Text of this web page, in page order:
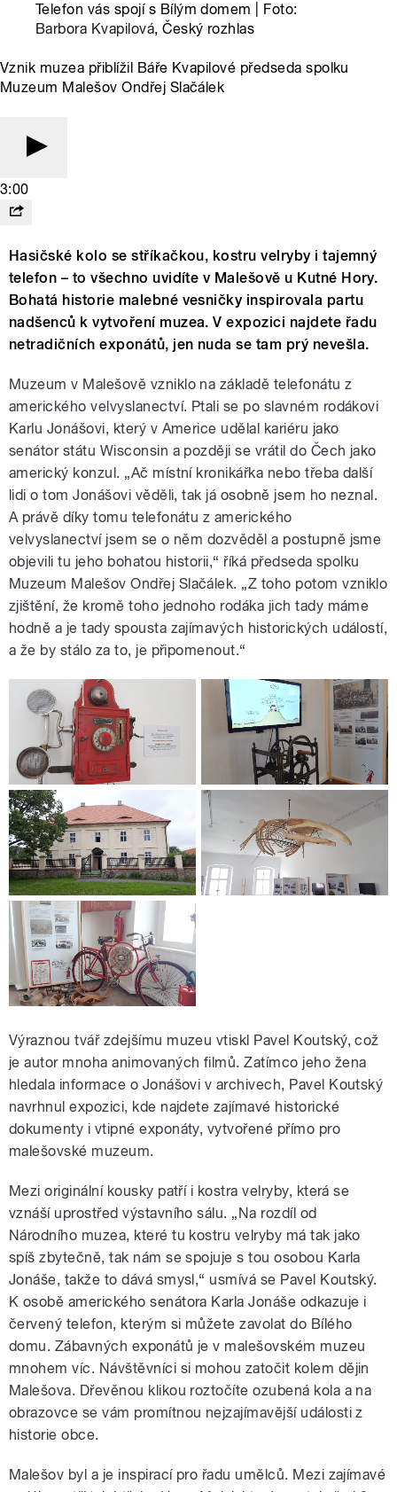
Telefon vás spojí s Bílým domem | Foto:
Barbora Kvapilová, Český rozhlas
Vznik muzea přiblížil Báře Kvapilové předseda spolku
Muzeum Malešov Ondřej Slačálek
3:00
Hasičské kolo se stříkačkou, kostru velryby i tajemný
telefon – to všechno uvidíte v Malešově u Kutné Hory.
Bohatá historie malebné vesničky inspirovala partu
nadšenců k vytvoření muzea. V expozici najdete řadu
netradičních exponátů, jen nuda se tam prý nevešla.
Muzeum v Malešově vzniklo na základě telefonátu z
amerického velvyslanectví. Ptali se po slavném rodákovi
Karlu Jonášovi, který v Americe udělal kariéru jako
senátor státu Wisconsin a později se vrátil do Čech jako
americký konzul. „Ač místní kronikářka nebo třeba další
lidi o tom Jonášovi věděli, tak já osobně jsem ho neznal.
A právě díky tomu telefonátu z amerického
velvyslanectví jsem se o něm dozvěděl a postupně jsme
objevili tu jeho bohatou historii,“ říká předseda spolku
Muzeum Malešov Ondřej Slačálek. „Z toho potom vzniklo
zjištění, že kromě toho jednoho rodáka jich tady máme
hodně a je tady spousta zajímavých historických událostí,
a že by stálo za to, je připomenout.“
Výraznou tvář zdejšímu muzeu vtiskl Pavel Koutský, což
je autor mnoha animovaných filmů. Zatímco jeho žena
hledala informace o Jonášovi v archivech, Pavel Koutský
navrhnul expozici, kde najdete zajímavé historické
dokumenty i vtipné exponáty, vytvořené přímo pro
malešovské muzeum.
Mezi originální kousky patří i kostra velryby, která se
vznáší uprostřed výstavního sálu. „Na rozdíl od
Národního muzea, které tu kostru velryby má tak jako
spíš zbytečně, tak nám se spojuje s tou osobou Karla
Jonáše, takže to dává smysl,“ usmívá se Pavel Koutský.
K osobě amerického senátora Karla Jonáše odkazuje i
červený telefon, kterým si můžete zavolat do Bílého
domu. Zábavných exponátů je v malešovském muzeu
mnohem víc. Návštěvníci si mohou zatočit kolem dějin
Malešova. Dřevěnou klikou roztočíte ozubená kola a na
obrazovce se vám promítnou nejzajímavější události z
historie obce.
Malešov byl a je inspirací pro řadu umělců. Mezi zajímavé